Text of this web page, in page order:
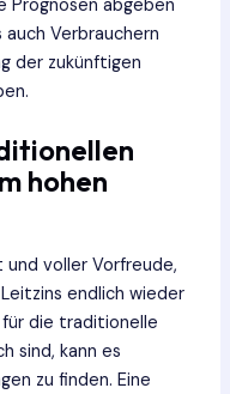
Prognosen abgeben
Verbrauchern
der zukünftigen
hohen
voller Vorfreude,
endlich wieder
die traditionelle
sind, kann es
zu finden. Eine